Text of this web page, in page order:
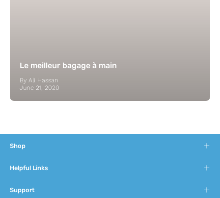
Le meilleur bagage à main
By Ali Hassan
June 21, 2020
Shop
Helpful Links
Support